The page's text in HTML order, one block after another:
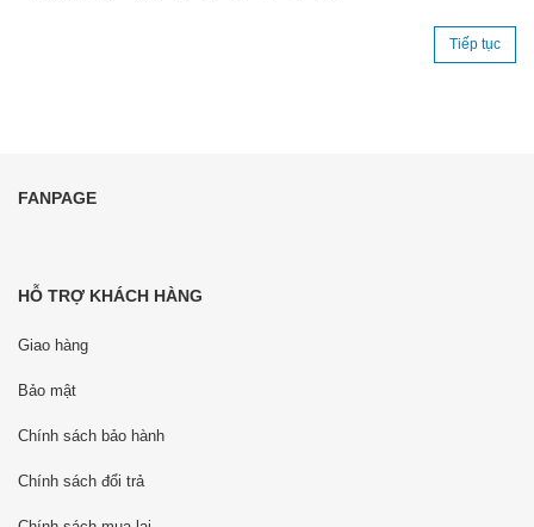
Tiếp tục
FANPAGE
HỖ TRỢ KHÁCH HÀNG
Giao hàng
Bảo mật
Chính sách bảo hành
Chính sách đổi trả